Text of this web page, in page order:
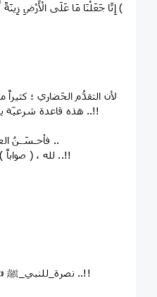
﴿ إِنَّا جَعَلْنَا مَا عَلَى الْأَرْضِ زِينَةً لَّهَا لِنَبْلُوَهُمْ أَيُّهُمْ أَحْسَنُ عَمَلاً ﴾
لأن ‏التقدُّم الحَضاري ؛
هذه قاعدة شرعيّة ينبغي أن يقف عندها كلّ مسلم ..!!
👈فأحـسَـنُ العمل هو ؛ ما كان خالصاً صواباً ..
( خالصاً ) لله ، ( صواباً ) على هَدي النبي ﷺ ..!!
#نصرة_للنبي_ﷺ 👈 صلوا عليه وسلّموا تسليما ..!!